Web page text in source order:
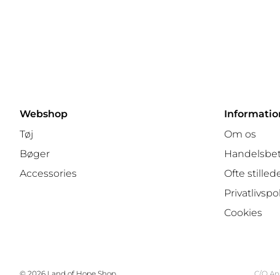
Webshop
Tøj
Bøger
Accessories
Om os
Ofte
Cookies